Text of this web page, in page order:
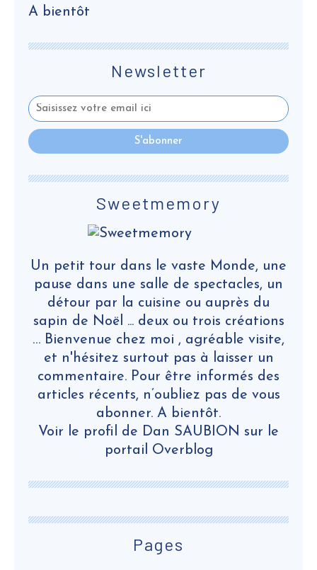
Newsletter
Pages
Sweetmemory
Un petit tour dans le vaste Monde, une
pause dans une salle de spectacles, un
détour par la cuisine ou auprès du
sapin de Noël ... deux ou trois créations
… Bienvenue chez moi , agréable visite,
et n'hésitez surtout pas à laisser un
commentaire. Pour être informés des
articles récents, n’oubliez pas de vous
abonner. A bientôt.
Voir le profil de Dan SAUBION sur le
portail Overblog
A bientôt